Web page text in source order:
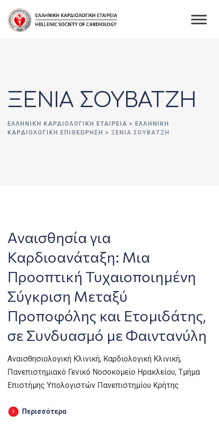
content
ΞΕΝΙΑ ΣΟΥΒΑΤΖΗ
ΕΛΛΗΝΙΚΉ ΚΑΡΔΙΟΛΟΓΙΚΉ ΕΤΑΙΡΕΊΑ > ΕΛΛΗΝΙΚΗ
ΚΑΡΔΙΟΛΟΓΙΚΗ ΕΠΙΘΕΩΡΗΣΗ > ΞΕΝΙΑ ΣΟΥΒΑΤΖΗ
Αναισθησία για
Καρδιοανάταξη: Μια
Προοπτική Τυχαιοποιημένη
Σύγκριση Μεταξύ
Προποφόλης και Ετομιδάτης,
σε Συνδυασμό με Φαιντανύλη
Αναισθησιολογική Κλινική, Καρδιολογική Κλινική,
Πανεπιστημιακό Γενικό Νοσοκομείο Ηρακλείου, Τμήμα
Επιστήμης Υπολογιστών Πανεπιστημίου Κρήτης
Περισσότερα